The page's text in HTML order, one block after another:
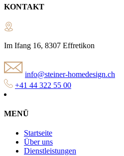
KONTAKT
Im Ifang 16, 8307 Effretikon
info@steiner-homedesign.ch
+41 44 322 55 00
MENÜ
Startseite
Über uns
Dienstleistungen